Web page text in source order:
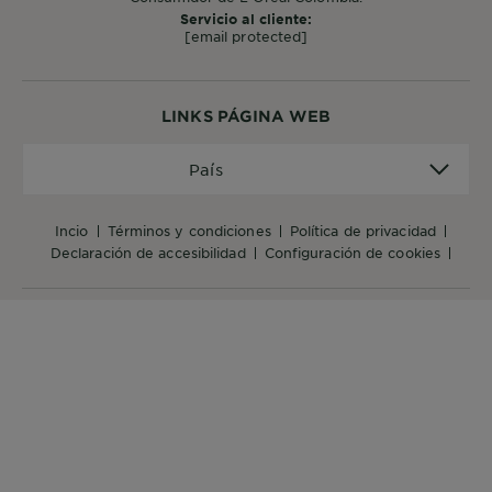
LINKS PÁGINA WEB
incio términos y condiciones
política de privacidad
declaración de accesibilidad
configuración de cookies
País
Servicio al cliente:
[email protected]